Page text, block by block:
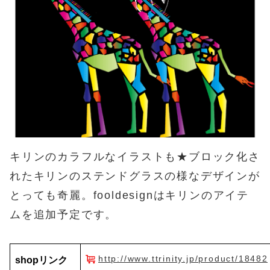
キリンのカラフルなイラストも★ブロック化さ
れたキリンのステンドグラスの様なデザインが
とっても奇麗。fooldesignはキリンのアイテ
ムを追加予定です。
shopリンク http://www.ttrinity.jp/product/